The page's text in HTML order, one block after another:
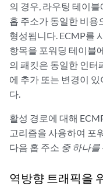
의 경우, 라우팅 테이
홉 주소가 동일한 비용
형성됩니다. ECMP를
항목을 포워딩 테이블
의 패킷은 동일한 인터
에 추가 또는 변경이
다.
활성 경로에 대해
고리즘을 사용하여 포
다음 홉 주소 중 하나를
역방향 트래픽을